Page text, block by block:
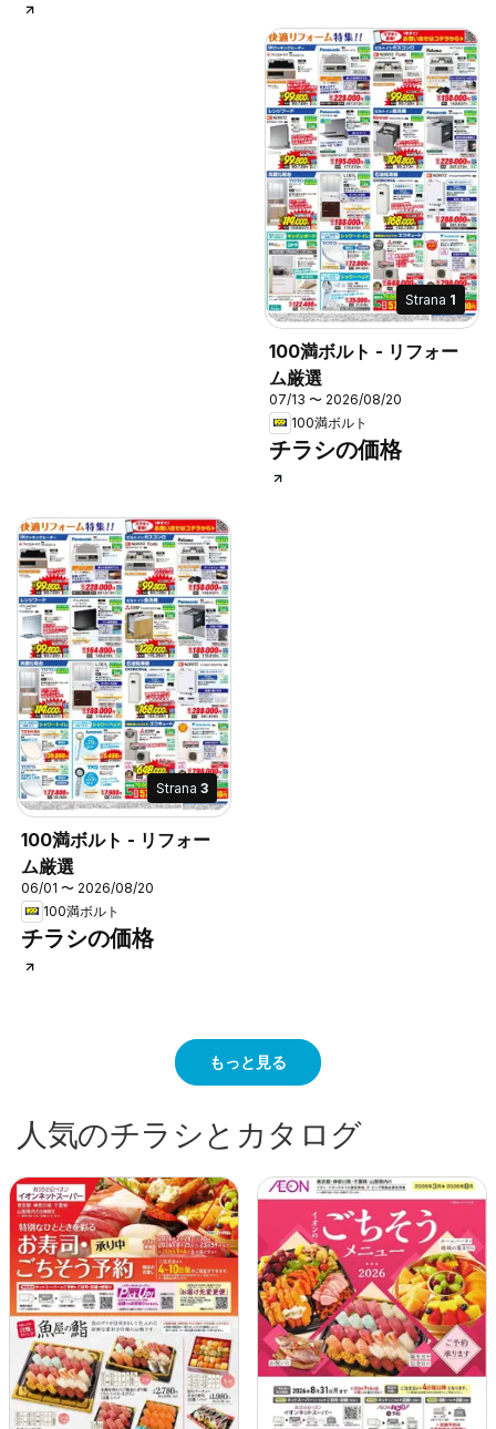
Strana 1
100満ボルト - リフォー
ム厳選
07/13 〜 2026/08/20
100満ボルト
チラシの価格
Strana 3
100満ボルト - リフォー
ム厳選
06/01 〜 2026/08/20
100満ボルト
チラシの価格
もっと見る
人気のチラシとカタログ